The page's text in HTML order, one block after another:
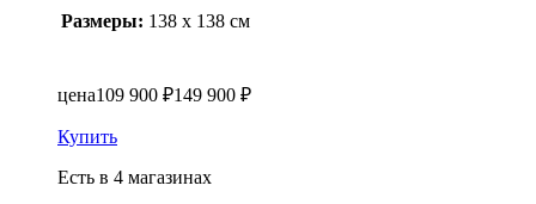
Размеры: 138 x 138 см
цена109 900 ₽149 900 ₽
Купить
Есть в 4 магазинах